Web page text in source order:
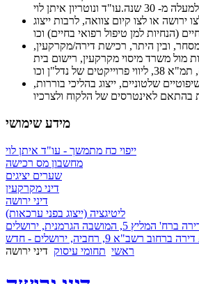
או לצו קיום צוואה, לרבות ייצוג
ובין היתר, רכישת דירה/מקרקעין,
מול משרד מיסוי מקרקעין, רישום בית
שלטוניים, ייצוג בהליכי בוררות,
מידע שימושי
ייפוי כח מתמשך - עו"ד איתן לוי
מחשבון מס רכישה
שערים יציגים
דיני מקרקעין
דיני ירושה
ליטיגציה (ייצוג בפני ערכאות)
הגרמנית, ירושלים
ראשי תחומי עיסוק דיני ירושה